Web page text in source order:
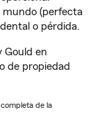
mundo (perfecta
o pérdida.
Gould en
de propiedad
de la